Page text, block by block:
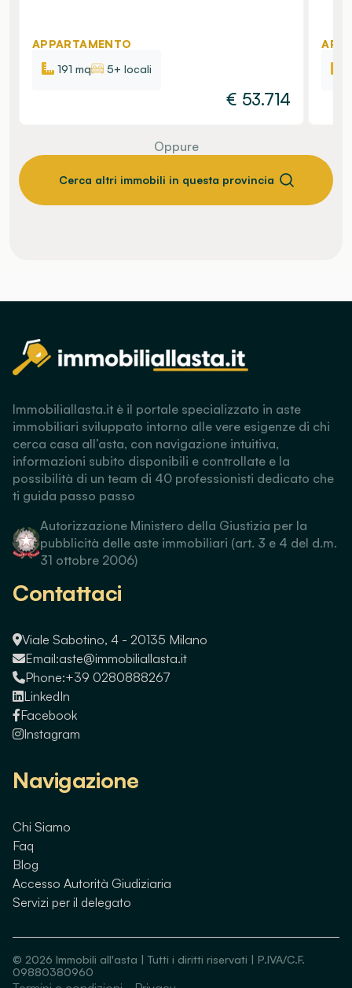
APPARTAMENTO
191 mq
5+ locali
€ 53.714
Oppure
Cerca altri immobili in questa provincia
Immobiliallasta.it è il portale specializzato in aste
immobiliari sviluppato intorno alle vere esigenze di chi
cerca casa all’asta, con navigazione intuitiva,
informazioni subito disponibili e controllate e la
possibilità di un team di 40 professionisti dedicato che
ti guida passo passo
Autorizzazione Ministero della Giustizia per la
pubblicità delle aste immobiliari (art. 3 e 4 del d.m.
31 ottobre 2006)
Contattaci
Viale Sabotino, 4 - 20135 Milano
Email:aste@immobiliallasta.it
Phone:+39 0280888267
LinkedIn
Facebook
Instagram
Navigazione
Chi Siamo
Faq
Blog
Accesso Autorità Giudiziaria
Servizi per il delegato
© 2026 Immobili all'asta | Tutti i diritti riservati | P.IVA/C.F.
09880380960